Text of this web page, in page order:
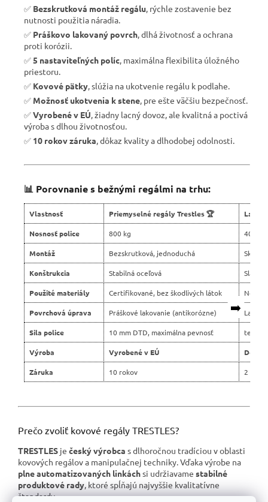
✅ Bezskrutková montáž regálu , rýchle zostavenie bez
nutnosti použitia náradia.
✅ Práškovo lakovaný povrch , dlhá životnosť a ochrana
proti korózii.
✅ 5 nastaviteľných políc , maximálna flexibilita úložného
priestoru.
✅ Kovové pätky , slúžia na ukotvenie regálu k podlahe.
✅ Možnosť ukotvenia k stene , pre ešte väčšiu bezpečnosť.
✅Vyrobené v EÚ , žiadny lacný dovoz, ale kvalitná a poctivá
výroba s dlhou životnosťou.
✅ 10 rokov záruka , dôkaz kvality a dlhodobej odolnosti.
📊 Porovnanie s bežnými regálmi na trhu:
➡️
Vlastnosť Priemyselné regály Trestles 🏆 Lacné
Nosnosť police 800 kg 400 kg
Montáž Bezskrutková, jednoduchá
Konštrukcia Stabilná oceľová Slabší
Použité materiály Certifikované, bez škodlivých látok
Povrchová úprava Práškové lakovanie (antikorózne) Lacné
Sila police 10 mm DTD, maximálna pevnosť tenšie
Výroba Vyrobené v EÚ Dovoz
Záruka 10 rokov 2 roky
Prečo zvoliť kovové regály TRESTLES?
TRESTLES je český výrobca s dlhoročnou tradíciou v oblasti
kovových regálov a manipulačnej techniky. Vďaka výrobe na
plne automatizovaných linkáchsi udržiavame stabilné
produktové rady , ktoré spĺňajú najvyššie kvalitatívne
štandardy.